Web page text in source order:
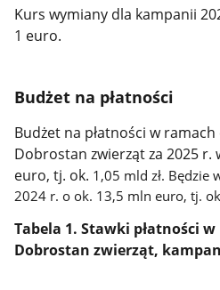
Kurs wymiany dla kampanii
1 euro.
Budżet na płatności
Budżet na płatności w
Dobrostan zwierząt za 2025 r.
euro, tj. ok. 1,05 mld zł. Będzie
2024 r. o ok. 13,5 mln euro, tj.
Tabela 1. Stawki płatności
Dobrostan zwierząt,